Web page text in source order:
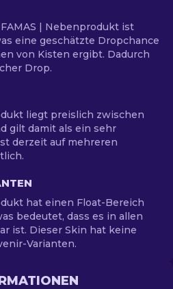
| Nebenprodukt ist
eine geschätzte Dropchance
von Kisten ergibt. Dadurch
Drop.
liegt preislich zwischen
gilt damit als ein sehr
derzeit auf mehreren
hat einen Float-Bereich
bedeutet, dass es in allen
ist. Dieser Skin hat keine
Varianten.